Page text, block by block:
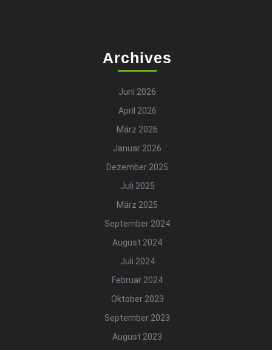
Archives
Juni 2026
April 2026
März 2026
Januar 2026
Dezember 2025
Juli 2025
März 2025
September 2024
August 2024
Juli 2024
Februar 2024
Oktober 2023
September 2023
August 2023